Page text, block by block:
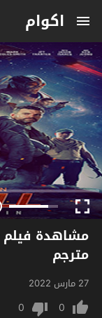
اكوام
مترجم
27 مارس 2022
0
0